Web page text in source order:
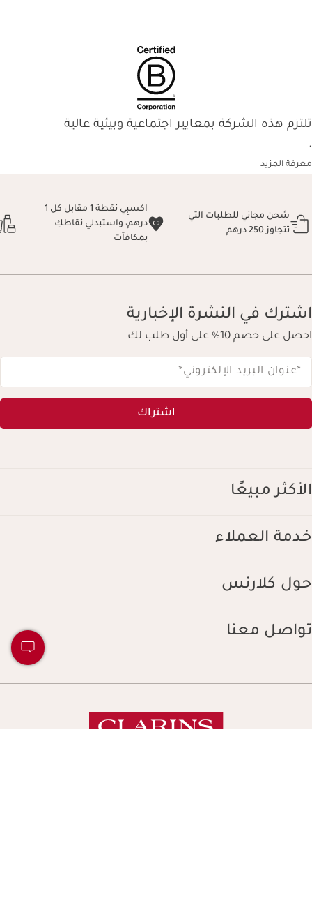
تلتزم هذه الشركة بمعايير اجتماعية وبيئية عالية
.
معرفة المزيد
شحن مجاني للطلبات التي
تتجاوز 250 درهم
اكسبِي نقطة 1 مقابل كل 1
درهم، واستبدلي نقاطكِ
بمكافآت
اشترك في النشرة الإخبارية
احصل على خصم 10% على أول طلب لك
*عنوان البريد الإلكتروني*
اشتراك
الأكثر مبيعًا
خدمة العملاء
حول كلارنس
تواصل معنا